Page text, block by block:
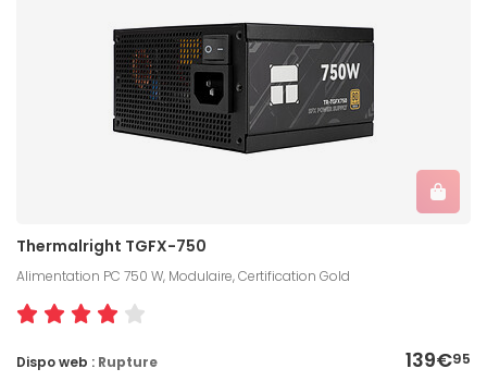
Thermalright TGFX-750
Alimentation PC 750 W, Modulaire, Certification Gold
139€95
Dispo web : Rupture